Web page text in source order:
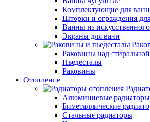
Комплектующие для ванн
Шторки и ограждения
Ванны из
Экраны для ванн
Раковины над
Пьедесталы
Раковины
Отопление
Алюминиевые радиаторы
Биметаллические
Стальные радиаторы